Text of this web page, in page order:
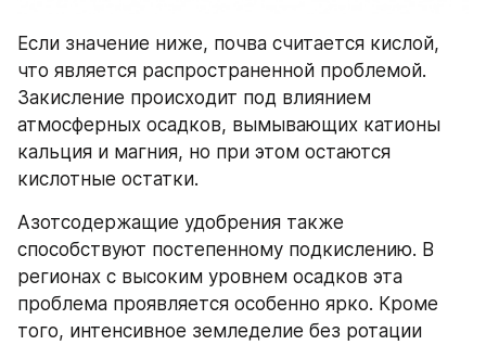
Если значение ниже, почва считается кислой,
что является распространенной проблемой.
Закисление происходит под влиянием
атмосферных осадков, вымывающих катионы
кальция и магния, но при этом остаются
кислотные остатки.
Азотсодержащие удобрения также
способствуют постепенному подкислению. В
регионах с высоким уровнем осадков эта
проблема проявляется особенно ярко. Кроме
того, интенсивное земледелие без ротации